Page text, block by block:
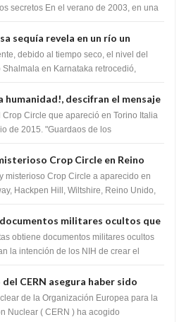
secretos En el verano de 2003, en una
sequía revela en un río un
hallazgo de miles de Shiva
debido al tiempo seco, el nivel del
Shalmala en Karnataka retrocedió,
humanidad!, descifran el mensaje
de Torino ,Italia
Crop Circle que apareció en Torino Italia
de 2015. "Guardaos de los
Crop Circle en Reino
junio 2016
misterioso Crop Circle a aparecido en
Hackpen Hill, Wiltshire, Reino Unido,
militares ocultos que
intención de los NIH de crear el
2, utilizando la investigación de
obtiene documentos militares ocultos
la intención de los NIH de crear el
CERN asegura haber sido
seres de luz durante una
Colisionador de Hadrones
de la Organización Europea para la
Nuclear ( CERN ) ha acogido